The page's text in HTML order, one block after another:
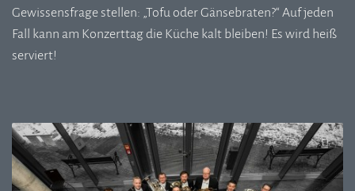
Gewissensfrage stellen: „Tofu oder Gänsebraten?“ Auf jeden
Fall kann am Konzerttag die Küche kalt bleiben! Es wird heiß
serviert!